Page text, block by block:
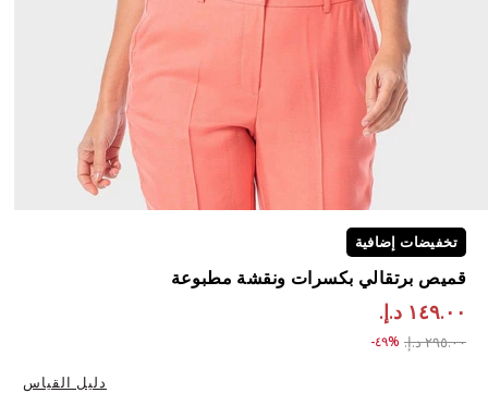
تخفيضات إضافية
قميص برتقالي بكسرات ونقشة مطبوعة
١٤٩.٠٠ د.إ.‏
Price reduced from
٢٩٥.٠٠ د.إ.‏ to ١٤٩.٠٠ د.إ.‏%٤٩-
دليل القياس